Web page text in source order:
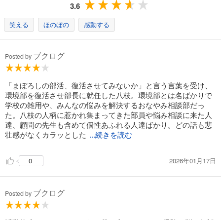
3.6
笑える ほのぼの 感動する
Posted by ブクログ
「まぼろしの部活、復活させてみないか」と言う言葉を受け、
環境部を復活させ部長に就任した八枝。環境部とは名ばかりで
学校の雑用や、みんなの悩みを解決するおなやみ相談部だっ
た。八枝の人柄に惹かれ集まってきた部員や悩み相談に来た人
達、顧問の先生も含めて個性あふれる人達ばかり。どの話も悲
壮感がなくカラッとした ...続きを読む
0 2026年01月17日
Posted by ブクログ